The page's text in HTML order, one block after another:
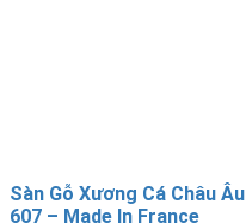
Sàn Gỗ Xương Cá Châu Âu
607 – Made In France